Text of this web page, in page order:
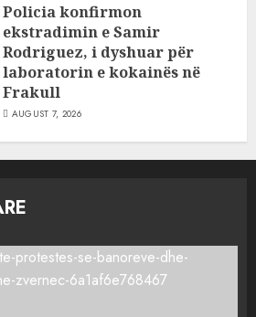
Policia konfirmon
ekstradimin e Samir
Rodriguez, i dyshuar për
laboratorin e kokainës në
Frakull
AUGUST 7, 2026